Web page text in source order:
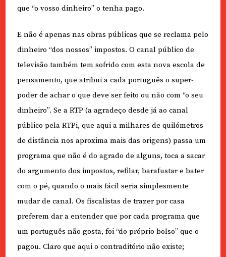
que “o vosso dinheiro” o tenha pago.
E não é apenas nas obras públicas que se reclama pelo
dinheiro “dos nossos” impostos. O canal público de
televisão também tem sofrido com esta nova escola de
pensamento, que atribui a cada português o super-
poder de achar o que deve ser feito ou não com “o seu
dinheiro”. Se a RTP (a agradeço desde já ao canal
público pela RTPi, que aqui a milhares de quilómetros
de distância nos aproxima mais das origens) passa um
programa que não é do agrado de alguns, toca a sacar
do argumento dos impostos, refilar, barafustar e bater
com o pé, quando o mais fácil seria simplesmente
mudar de canal. Os fiscalistas de trazer por casa
preferem dar a entender que por cada programa que
um português não gosta, foi “do próprio bolso” que o
pagou. Claro que aqui o contraditório não existe;